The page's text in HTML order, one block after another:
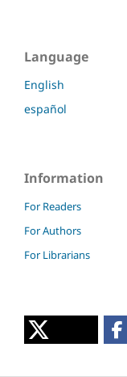
Language
English
español
Information
For Readers
For Authors
For Librarians